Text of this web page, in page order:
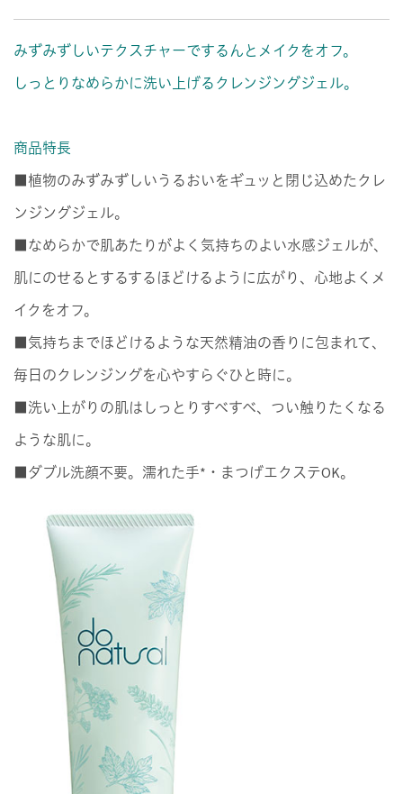
みずみずしいテクスチャーでするんとメイクをオフ。
しっとりなめらかに洗い上げるクレンジングジェル。
商品特長
■植物のみずみずしいうるおいをギュッと閉じ込めたクレ
ンジングジェル。
■なめらかで肌あたりがよく気持ちのよい水感ジェルが、
肌にのせるとするするほどけるように広がり、心地よくメ
イクをオフ。
■気持ちまでほどけるような天然精油の香りに包まれて、
毎日のクレンジングを心やすらぐひと時に。
■洗い上がりの肌はしっとりすべすべ、つい触りたくなる
ような肌に。
■ダブル洗顔不要。濡れた手*・まつげエクステOK。